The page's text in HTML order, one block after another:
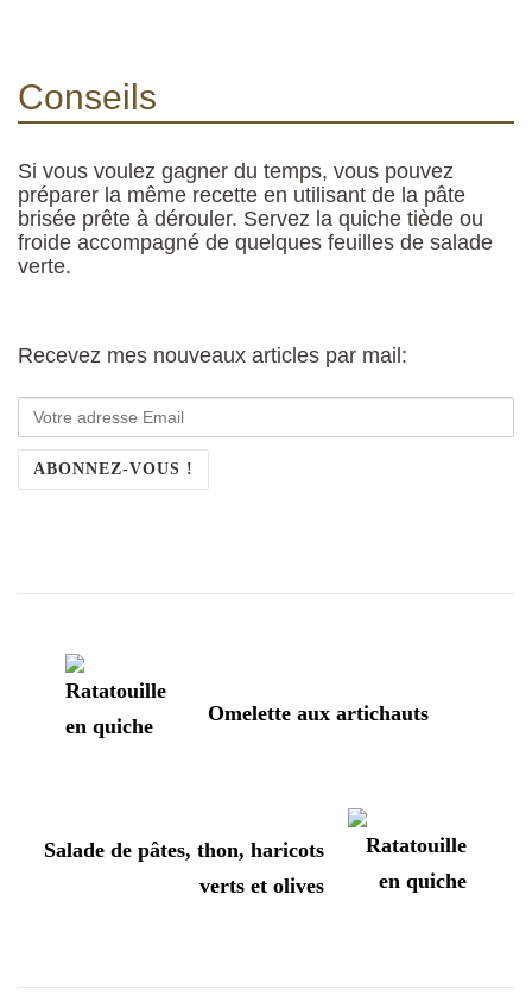
Conseils
Si vous voulez gagner du temps, vous pouvez
préparer la même recette en utilisant de la pâte
brisée prête à dérouler. Servez la quiche tiède ou
froide accompagné de quelques feuilles de salade
verte.
Recevez mes nouveaux articles par mail:
d'article
Omelette aux artichauts
Salade de pâtes, thon, haricots
verts et olives